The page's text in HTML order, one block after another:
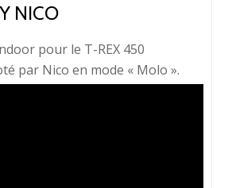
NICO
pour le T-REX 450
par Nico en mode « Molo ».